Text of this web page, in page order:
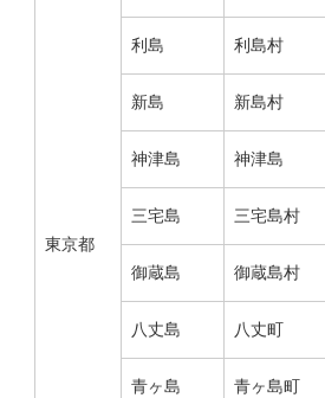
東京都
利島 利島村
新島 新島村
神津島 神津島
三宅島 三宅島村
御蔵島 御蔵島村
八丈島 八丈町
青ヶ島 青ヶ島町